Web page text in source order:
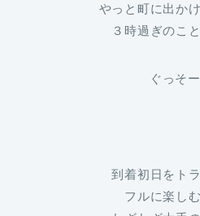
やっと町に出か
３時過ぎのこ
ぐっそー
到着初日をト
フルに楽し